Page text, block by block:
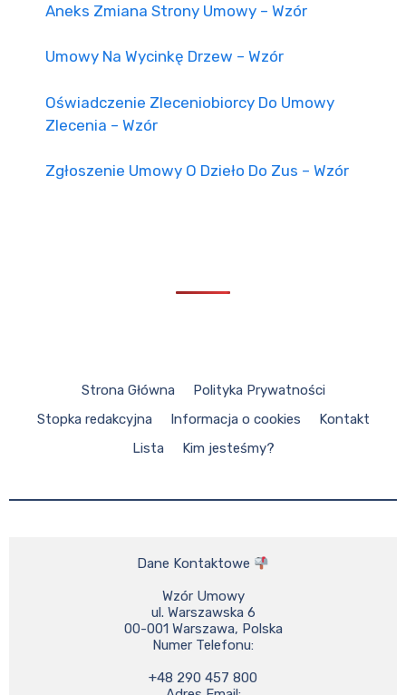
Aneks Zmiana Strony Umowy – Wzór
Umowy Na Wycinkę Drzew – Wzór
Oświadczenie Zleceniobiorcy Do Umowy
Zlecenia – Wzór
Zgłoszenie Umowy O Dzieło Do Zus – Wzór
Strona Główna
Polityka Prywatności
Stopka redakcyjna
Informacja o cookies
Kontakt
Lista
Kim jesteśmy?
Dane Kontaktowe
Wzór Umowy
ul. Warszawska 6
00-001 Warszawa, Polska
Numer Telefonu:
+48 290 457 800